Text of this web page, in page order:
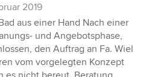
2019
aus einer Hand Nach einer
und Angebotsphase,
den Auftrag an Fa. Wiel
vom vorgelegten Konzept